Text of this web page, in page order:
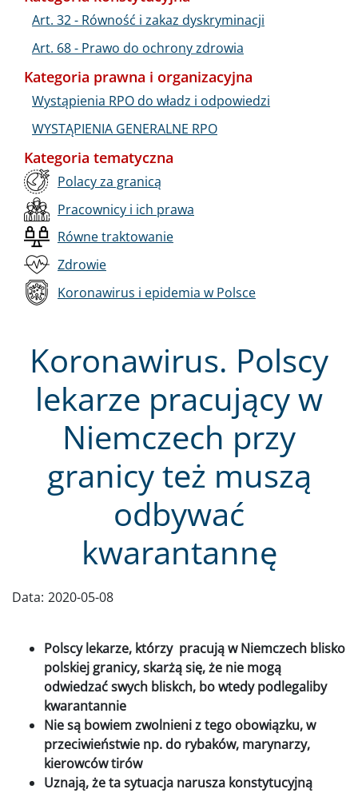
Koronawirus. Polscy
lekarze pracujący w
Niemczech przy
granicy też muszą
odbywać
kwarantannę
Data: 2020-05-08
Polscy lekarze, którzy pracują w Niemczech blisko
polskiej granicy, skarżą się, że nie mogą
odwiedzać swych bliskch, bo wtedy podlegaliby
kwarantannie
Nie są bowiem zwolnieni z tego obowiązku, w
przeciwieństwie np. do rybaków, marynarzy,
kierowców tirów
Uznają, że ta sytuacja narusza konstytucyjną
Art. 32 - Równość i zakaz dyskryminacji
Art. 68 - Prawo do ochrony zdrowia
Kategoria prawna i organizacyjna
Wystąpienia RPO do władz i odpowiedzi
WYSTĄPIENIA GENERALNE RPO
Kategoria tematyczna
Polacy za granicą
Pracownicy i ich prawa
Równe traktowanie
Zdrowie
Koronawirus i epidemia w Polsce